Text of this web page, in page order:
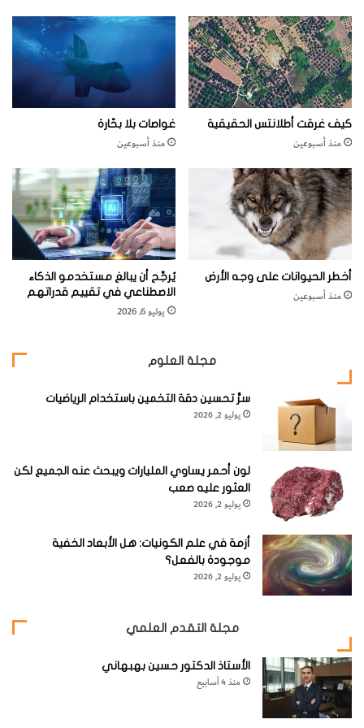
‬المزهرة‭ ‬الباقية‭ ‬وتنوعت. ‬قال‭ ‬سانتياغو‭ ‬راميريز‭ ‬باراهونا Santiago‭
بقلم:‬‭ ‬باتريك‭ ‬بيستر
اكتُشف أن الفيروس الجديد ينتمي إلى العاثيات
‬المحيط‭ ‬الهادي
يُعتقد أن فيروساً جديداً عُثر عليه داخل خندق ماريانا
ع
و
ج
ا
ج
م
ج
ر
ت
ن
ا
كيف غرقت أطلانتس الحقيقية
منذ أسبوعين
غواصات بلا بحّارة
منذ أسبوعين
أخطر الحيوانات على وجه الأرض
منذ أسبوعين
يُرجَّح أن يبالغ مستخدمو الذكاء
الاصطناعي في تقييم قدراتهم
يوليو 6, 2026
مجلة العلوم
سرُّ تحسين دقة التخمين باستخدام الرياضيات
يوليو 2, 2026
لون أحمر يساوي المليارات ويبحث عنه الجميع لكن
العثور عليه صعب
يوليو 2, 2026
أزمة في علم الكونيات: هل الأبعاد الخفية
موجودة بالفعل؟
يوليو 2, 2026
مجلة التقدم العلمي
الأستاذ الدكتور حسين بهبهاني
منذ 4 أسابيع